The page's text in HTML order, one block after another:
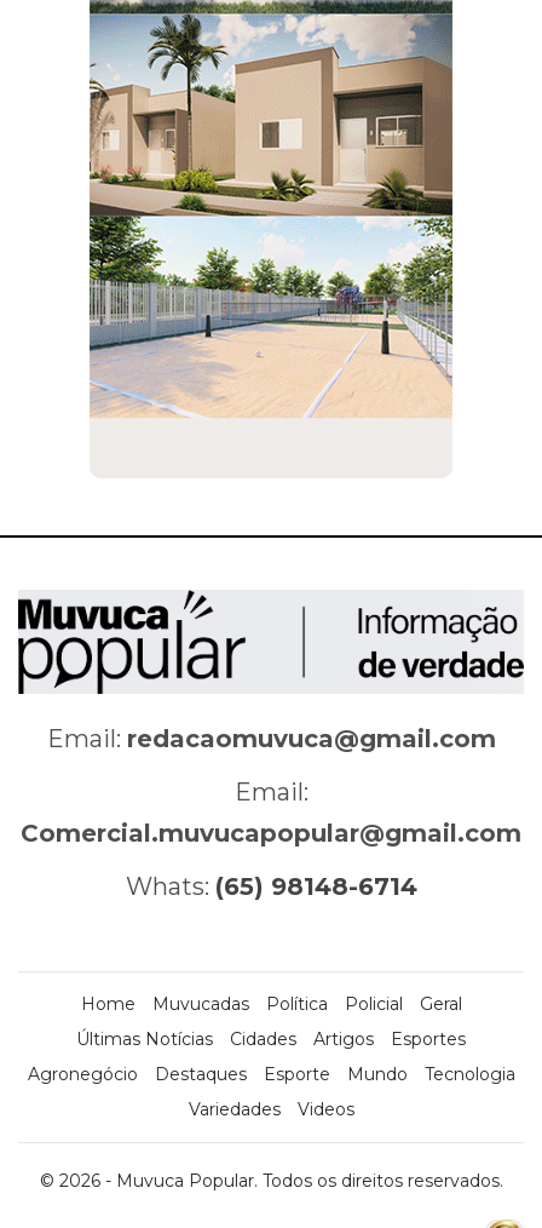
Email: redacaomuvuca@gmail.com
Email:
Comercial.muvucapopular@gmail.com
Whats: (65) 98148-6714
Home Muvucadas Política Policial
Geral
Últimas Notícias
Cidades Artigos
Esportes
Agronegócio
Destaques Esporte Mundo
Tecnologia
Variedades
Videos
© 2026 - Muvuca Popular. Todos os direitos reservados.